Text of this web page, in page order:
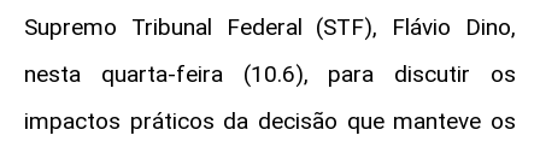
Supremo Tribunal Federal (STF), Flávio Dino,
nesta quarta-feira (10.6), para discutir os
impactos práticos da decisão que manteve os